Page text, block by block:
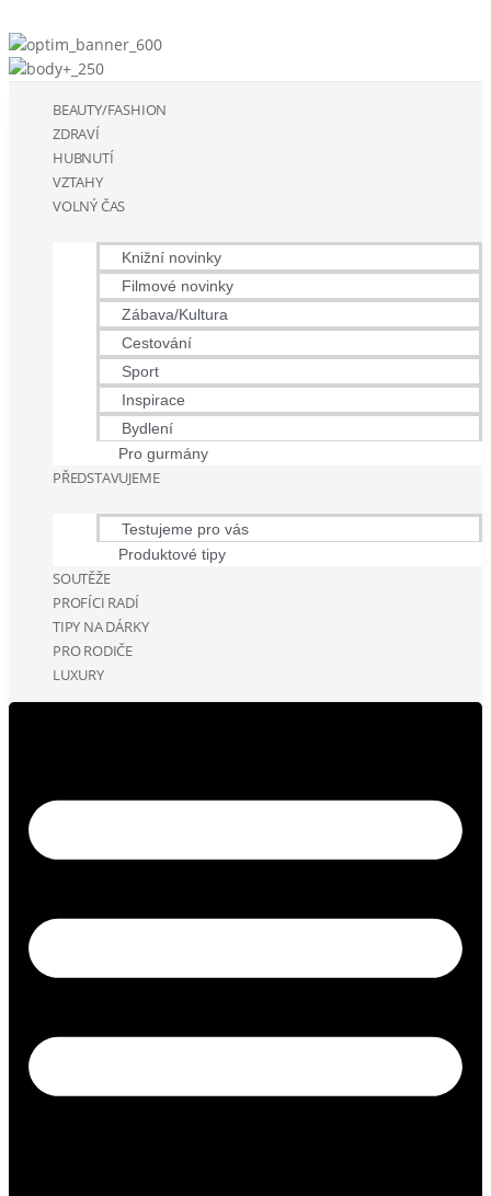
BEAUTY/FASHION
ZDRAVÍ
HUBNUTÍ
VZTAHY
VOLNÝ ČAS
Knižní novinky
Filmové novinky
Zábava/Kultura
Cestování
Sport
Inspirace
Bydlení
Pro gurmány
PŘEDSTAVUJEME
Testujeme pro vás
Produktové tipy
SOUTĚŽE
PROFÍCI RADÍ
TIPY NA DÁRKY
PRO RODIČE
LUXURY